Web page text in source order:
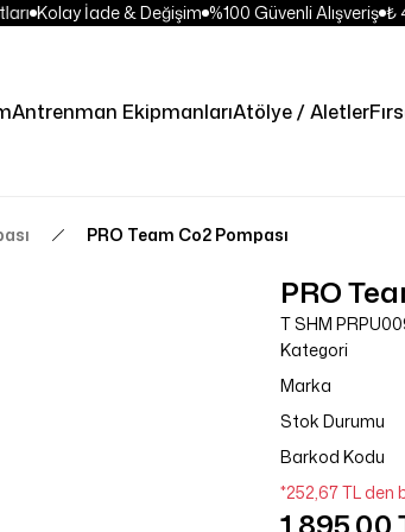
Kolay İade & Değişim %100 Güvenli Alışveriş ₺
Antrenman EkipmanlarıAtölye / Aletler
PRO Team Co2 Pompası
PRO
T SHM
Kategori
Marka
Stok Durumu
Barkod Kodu
*252,67 TL